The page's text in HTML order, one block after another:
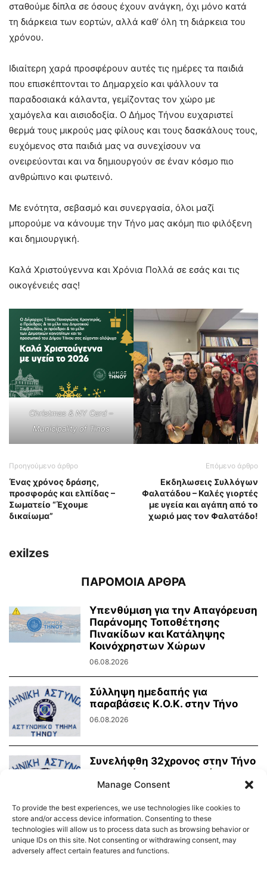
σταθούμε δίπλα σε όσους έχουν ανάγκη, όχι μόνο κατά
τη διάρκεια των εορτών, αλλά καθ’ όλη τη διάρκεια του
χρόνου.
​Ιδιαίτερη χαρά προσφέρουν αυτές τις ημέρες τα παιδιά
που επισκέπτονται το Δημαρχείο και ψάλλουν τα
παραδοσιακά κάλαντα, γεμίζοντας τον χώρο με
χαμόγελα και αισιοδοξία. Ο Δήμος Τήνου ευχαριστεί
θερμά τους μικρούς μας φίλους και τους δασκάλους τους,
ευχόμενος στα παιδιά μας να συνεχίσουν να
ονειρεύονται και να δημιουργούν σε έναν κόσμο πιο
ανθρώπινο και φωτεινό.
​Με ενότητα, σεβασμό και συνεργασία, όλοι μαζί
μπορούμε να κάνουμε την Τήνο μας ακόμη πιο φιλόξενη
και δημιουργική.
​Καλά Χριστούγεννα και Χρόνια Πολλά σε εσάς και τις
οικογένειές σας!
Christmas & NY Card –
Municipality of Tinos
Προηγούμενο άρθρο
Ένας χρόνος δράσης,
προσφοράς και ελπίδας –
Σωματείο “Έχουμε
δικαίωμα”
Επόμενο άρθρο
Εκδηλωσεις Συλλόγων
Φαλατάδου – Καλές γιορτές
με υγεία και αγάπη από το
χωριό μας τον Φαλατάδο!
exilzes
ΠΑΡΟΜΟΙΑ ΑΡΘΡΑ
Υπενθύμιση για την Απαγόρευση
Παράνομης Τοποθέτησης
Πινακίδων και Κατάληψης
Κοινόχρηστων Χώρων
06.08.2026
Σύλληψη ημεδαπής για
παραβάσεις Κ.Ο.Κ. στην Τήνο
06.08.2026
Συνελήφθη 32χρονος στην Τήνο
για ηχορύπανση σε κατάστημα
υγειονομικού ενδιαφέροντος
Manage Consent
To provide the best experiences, we use technologies like cookies to
store and/or access device information. Consenting to these
technologies will allow us to process data such as browsing behavior or
unique IDs on this site. Not consenting or withdrawing consent, may
adversely affect certain features and functions.